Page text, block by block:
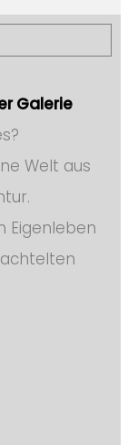
Galerie
Welt aus
Eigenleben